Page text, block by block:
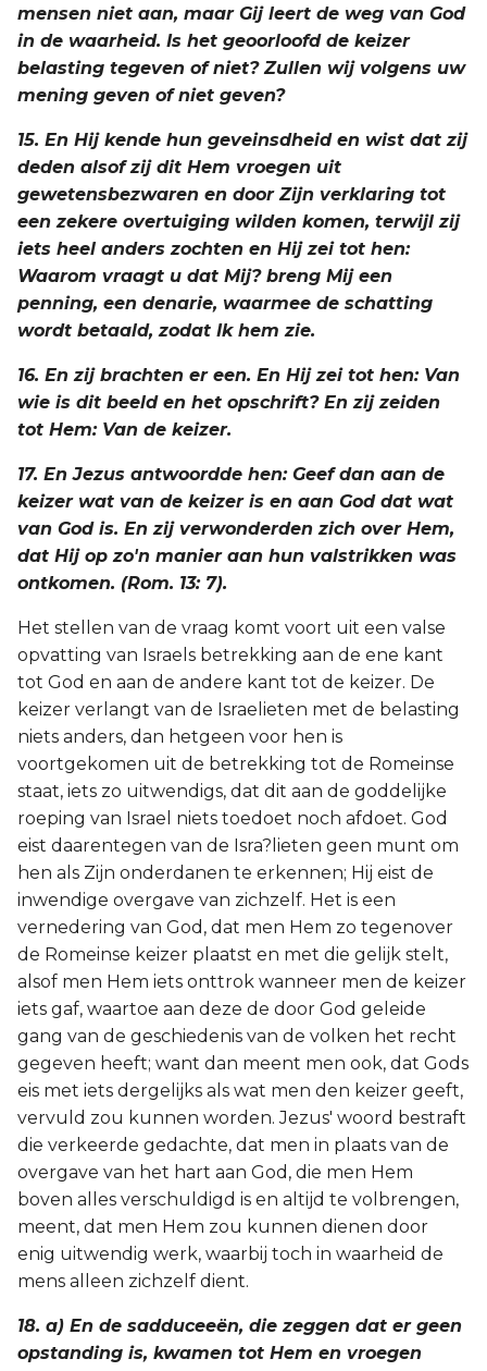
mensen niet aan, maar Gij leert de weg van God
in de waarheid. Is het geoorloofd de keizer
belasting tegeven of niet? Zullen wij volgens uw
mening geven of niet geven?
15. En Hij kende hun geveinsdheid en wist dat zij
deden alsof zij dit Hem vroegen uit
gewetensbezwaren en door Zijn verklaring tot
een zekere overtuiging wilden komen, terwijl zij
iets heel anders zochten en Hij zei tot hen:
Waarom vraagt u dat Mij? breng Mij een
penning, een denarie, waarmee de schatting
wordt betaald, zodat Ik hem zie.
16. En zij brachten er een. En Hij zei tot hen: Van
wie is dit beeld en het opschrift? En zij zeiden
tot Hem: Van de keizer.
17. En Jezus antwoordde hen: Geef dan aan de
keizer wat van de keizer is en aan God dat wat
van God is. En zij verwonderden zich over Hem,
dat Hij op zo'n manier aan hun valstrikken was
ontkomen. (Rom. 13: 7).
Het stellen van de vraag komt voort uit een valse
opvatting van Israels betrekking aan de ene kant
tot God en aan de andere kant tot de keizer. De
keizer verlangt van de Israelieten met de belasting
niets anders, dan hetgeen voor hen is
voortgekomen uit de betrekking tot de Romeinse
staat, iets zo uitwendigs, dat dit aan de goddelijke
roeping van Israel niets toedoet noch afdoet. God
eist daarentegen van de Isra?lieten geen munt om
hen als Zijn onderdanen te erkennen; Hij eist de
inwendige overgave van zichzelf. Het is een
vernedering van God, dat men Hem zo tegenover
de Romeinse keizer plaatst en met die gelijk stelt,
alsof men Hem iets onttrok wanneer men de keizer
iets gaf, waartoe aan deze de door God geleide
gang van de geschiedenis van de volken het recht
gegeven heeft; want dan meent men ook, dat Gods
eis met iets dergelijks als wat men den keizer geeft,
vervuld zou kunnen worden. Jezus' woord bestraft
die verkeerde gedachte, dat men in plaats van de
overgave van het hart aan God, die men Hem
boven alles verschuldigd is en altijd te volbrengen,
meent, dat men Hem zou kunnen dienen door
enig uitwendig werk, waarbij toch in waarheid de
mens alleen zichzelf dient.
18. a) En de sadduceeën, die zeggen dat er geen
opstanding is, kwamen tot Hem en vroegen